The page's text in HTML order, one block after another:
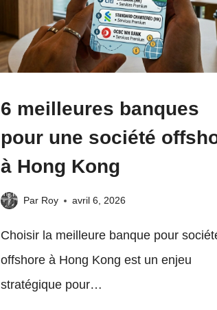
6 meilleures banques
pour une société
à Hong Kong
Par Roy avril 6, 2026
Choisir la meilleure banque pour
offshore à Hong Kong est un enjeu
stratégique pour…